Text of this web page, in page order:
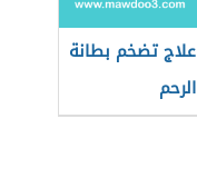
علاج تضخم بطانة
الرحم